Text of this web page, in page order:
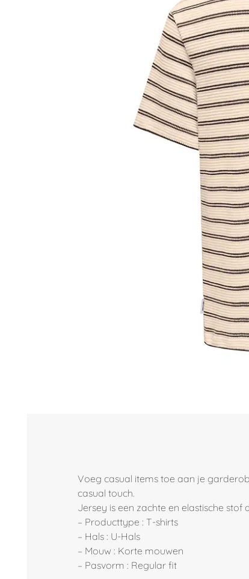
Voeg casual items toe aan je
casual touch.
Jersey is een zachte en elastische
– Producttype : T-shirts
– Hals : U-Hals
– Mouw : Korte mouwen
– Pasvorm : Regular fit